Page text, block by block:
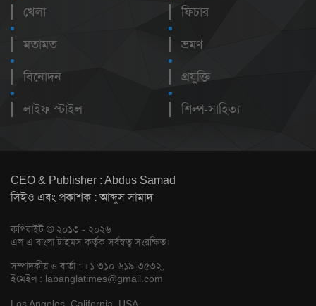
খেলা
মতামত
বিনোদন
লাইফ স্টাইল
ফিচার
ভ্রমণ
প্রযুক্তি
শিল্প-সাহিত্য
CEO & Publisher : Abdus Samad
সিইও এবং প্রকাশক : আব্দুস সামাদ
কপিরাইট © ২০১৩ - ২০২৬
এল এ বাংলা টাইমস কর্তৃক সর্বস্বত্ব সংরক্ষিত।
সম্পাদকীয় ও বার্তা : +১ ৩১০-৬১৯-৩৫৩২,
ইমেইল : labanglatimes@gmail.com
Los Angeles, California, USA